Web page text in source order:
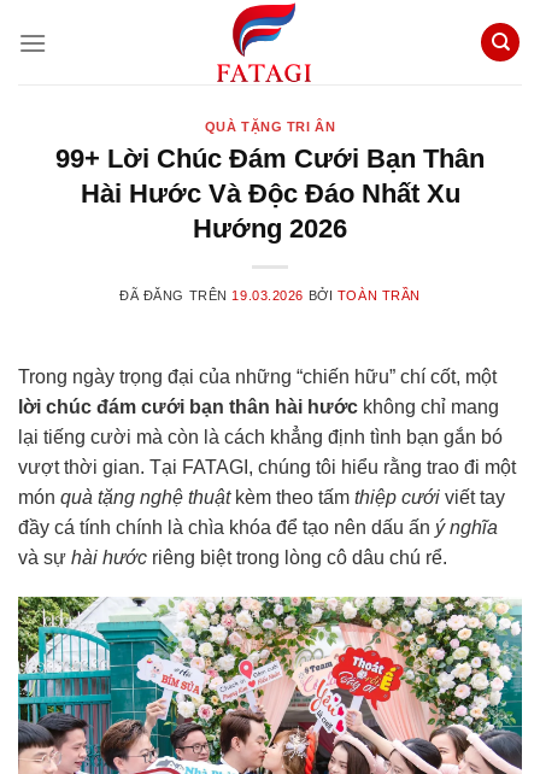
đến
QUÀ TẶNG TRI ÂN
99+ Lời Chúc Đám Cưới Bạn Thân
Hài Hước Và Độc Đáo Nhất Xu
Hướng 2026
ĐÃ ĐĂNG TRÊN 19.03.2026 BỞI TOÀN TRẦN
Trong ngày trọng đại của những “chiến hữu” chí cốt, một
lời chúc đám cưới bạn thân hài hước không chỉ mang
lại tiếng cười mà còn là cách khẳng định tình bạn gắn bó
vượt thời gian. Tại FATAGI, chúng tôi hiểu rằng trao đi một
món quà tặng nghệ thuậtkèm theo tấm thiệp cưới viết tay
đầy cá tính chính là chìa khóa để tạo nên dấu ấn ý nghĩa
và sự hài hước riêng biệt trong lòng cô dâu chú rể.